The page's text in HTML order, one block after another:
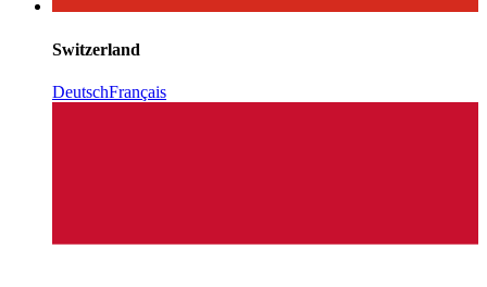
Switzerland
DeutschFrançais